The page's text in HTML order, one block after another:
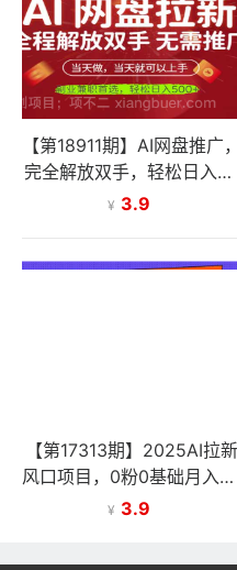
【第18911期】AI网盘推广，
完全解放双手，轻松日入50
0+，真正实现睡后收入
¥ 3.9
【第17313期】2025AI拉新
风口项目，0粉0基础月入30
000+新手小白轻松学会
¥ 3.9